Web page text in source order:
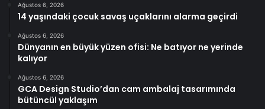
Ağustos 6, 2026
14 yaşındaki çocuk savaş uçaklarını alarma geçirdi
Ağustos 6, 2026
Dünyanın en büyük yüzen ofisi: Ne batıyor ne yerinde
kalıyor
Ağustos 6, 2026
GCA Design Studio’dan cam ambalaj tasarımında
bütüncül yaklaşım